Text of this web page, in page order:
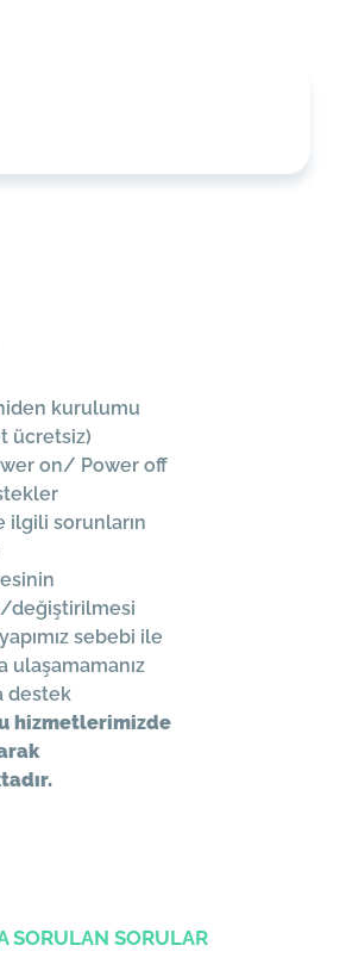
kurulumu
ücretsiz)
on/ Power off
ilgili sorunların
değiştirilmesi
sebebi ile
ulaşamamanız
destek
hizmetlerimizde
SORULAN SORULAR